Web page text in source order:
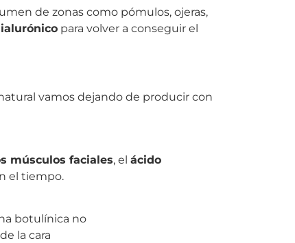
de zonas como pómulos, ojeras,
para volver a conseguir el
vamos dejando de producir con
músculos faciales, el ácido
el tiempo.
botulínica no
la cara